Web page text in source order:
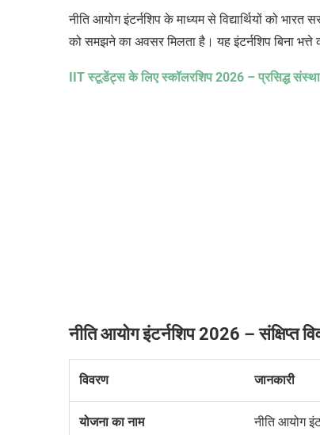
नीति आयोग इंटर्नशिप के माध्यम से विद्यार्थियों को भारत
को समझने का अवसर मिलता है। यह इंटर्नशिप बिना भत्ते
IIT स्टूडेंट्स के लिए स्कॉलरशिप2026 – प्रसिद्ध
नीति आयोग इंटर्नशिप 2026 – संक्षिप्त
विवरण जानकारी
योजना का नाम नीति आयोग